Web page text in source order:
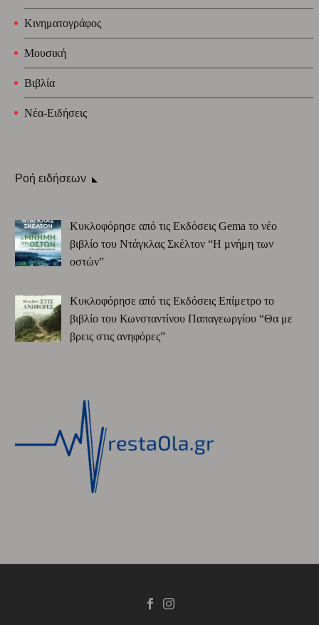
Κινηματογράφος
Μουσική
Βιβλία
Νέα-Ειδήσεις
Ροή ειδήσεων
Κυκλοφόρησε από τις Εκδόσεις Gema το νέο
βιβλίο του Ντάγκλας Σκέλτον “Η μνήμη των
οστών”
Κυκλοφόρησε από τις Εκδόσεις Επίμετρο το
βιβλίο του Κωνσταντίνου Παπαγεωργίου “Θα με
βρεις στις ανηφόρες”